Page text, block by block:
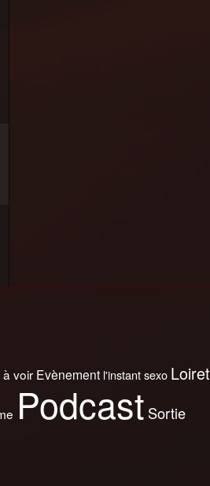
voir Evènement l'instant sexo Loiret
Podcast Sortie